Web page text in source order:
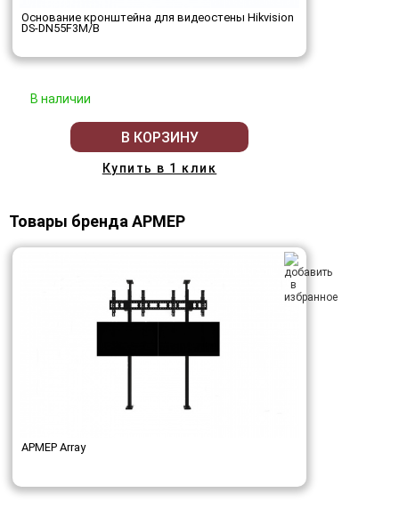
Основание кронштейна для видеостены Hikvision
DS-DN55F3M/B
В наличии
В КОРЗИНУ
Купить в 1 клик
Товары бренда АРМЕР
АРМЕР Array